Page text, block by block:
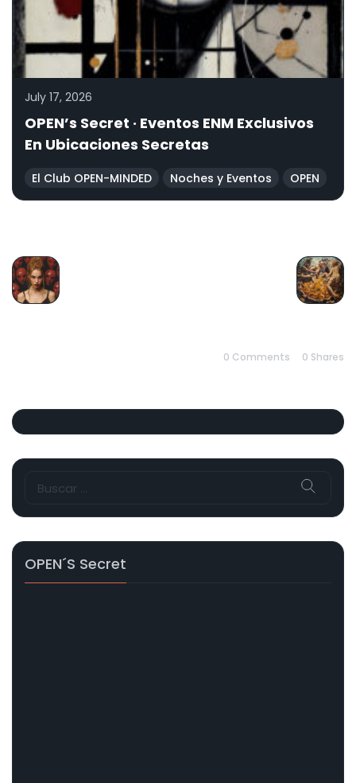
July 17, 2026
OPEN’s Secret · Eventos ENM Exclusivos
En Ubicaciones Secretas
El Club OPEN-MINDED Noches y Eventos OPEN
0 Comments 0 Shares
OPEN´s Secret